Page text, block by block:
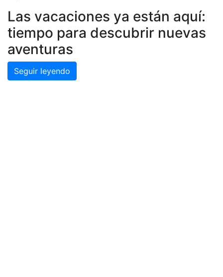
Las vacaciones ya están aquí:
tiempo para descubrir nuevas
aventuras
Seguir leyendo